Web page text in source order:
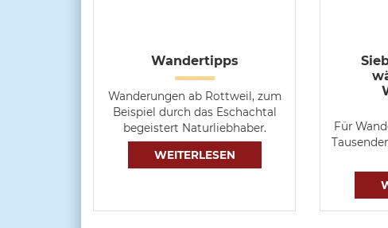
Wandertipps
Wanderungen ab Rottweil, zum
Beispiel durch das Eschachtal
begeistert Naturliebhaber.
WEITERLESEN
Für